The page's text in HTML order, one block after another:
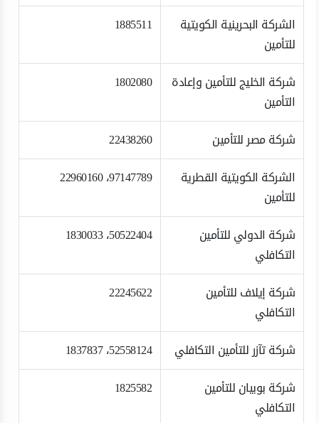
الشركة البحرينية الكويتية
للتأمين
1885511
شركة الخليج للتأمين وإعادة
التأمين
1802080
شركة مصر للتأمين
22438260
الشركة الكويتية القطرية
للتأمين
97147789، 22960160
شركة الدولي للتأمين
التكافلي
50522404، 1830033
شركة إيلاف للتأمين
التكافلي
22245622
شركة تآزر للتأمين التكافلي
52558124، 1837837
شركة بوبيان للتأمين
التكافلي
1825582